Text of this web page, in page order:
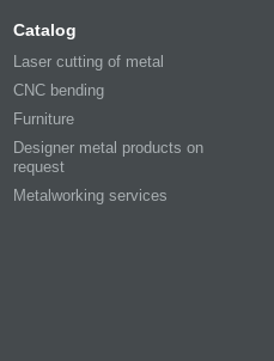
Catalog
Laser cutting of metal
CNC bending
Furniture
Designer metal products on
request
Metalworking services